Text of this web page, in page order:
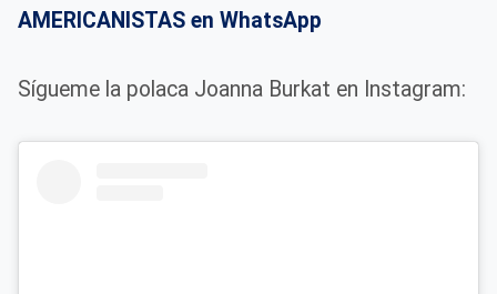
AMERICANISTAS en WhatsApp
Sígueme la polaca Joanna Burkat en Instagram: